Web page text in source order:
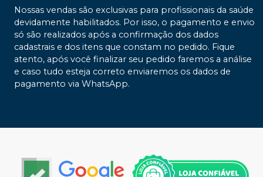
Nossas vendas são exclusivas para profissionais da saúde
devidamente habilitados. Por isso, o pagamento e envio
só são realizados após a confirmação dos dados
cadastrais e dos itens que constam no pedido. Fique
atento, após você finalizar seu pedido faremos a análise
e caso tudo esteja correto enviaremos os dados de
pagamento via WhatsApp.